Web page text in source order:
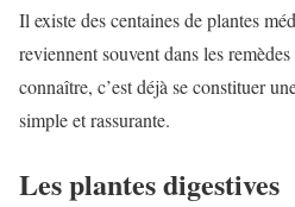
Il existe des centaines de plantes
reviennent souvent dans les
connaître, c’est déjà se constituer
simple et rassurante.
Les plantes digestives